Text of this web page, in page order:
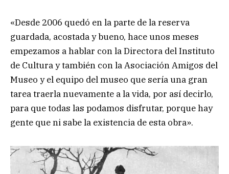
«Desde 2006 quedó en la parte de la reserva
guardada, acostada y bueno, hace unos meses
empezamos a hablar con la Directora del Instituto
de Cultura y también con la Asociación Amigos del
Museo y el equipo del museo que sería una gran
tarea traerla nuevamente a la vida, por así decirlo,
para que todas las podamos disfrutar, porque hay
gente que ni sabe la existencia de esta obra».